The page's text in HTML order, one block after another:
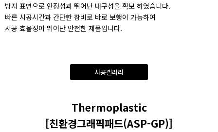
방지 표면으로 안정성과 뛰어난 내구성을 확보 하였습니다.
빠른 시공시간과 간단한 장비로 바로 보행이 가능하여
시공 효율성이 뛰어난 안전한 제품입니다.
시공갤러리
Thermoplastic
[친환경그래픽패드(ASP-GP)]